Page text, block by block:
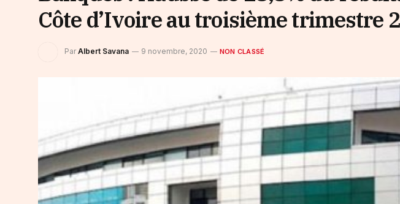
Côte d’Ivoire au troisième trimestre
Par Albert Savana 9 novembre, 2020 NON CLASSÉ